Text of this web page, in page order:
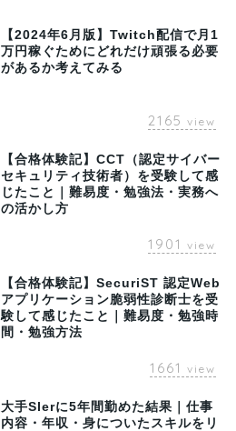
【2024年6月版】Twitch配信で月1
万円稼ぐためにどれだけ頑張る必要
があるか考えてみる
2165 view
【合格体験記】CCT（認定サイバー
セキュリティ技術者）を受験して感
じたこと｜難易度・勉強法・実務へ
の活かし方
1901 view
【合格体験記】SecuriST 認定Web
アプリケーション脆弱性診断士を受
験して感じたこと｜難易度・勉強時
間・勉強方法
1661 view
大手SIerに5年間勤めた結果｜仕事
内容・年収・身についたスキルをリ